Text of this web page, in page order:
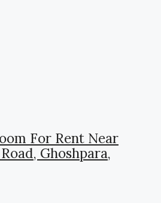
For Rent Near
Ghoshpara,